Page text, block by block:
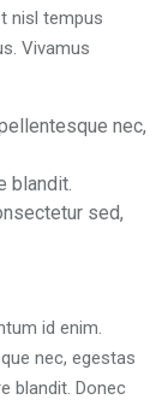
nisl tempus
Vivamus
nec,
blandit.
sed,
id enim.
nec, egestas
blandit. Donec